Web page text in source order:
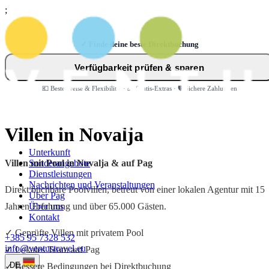
;
Unterkunft
Sonderangebote
Dienstleistungen
Nachrichten und Veranstaltungen
Über Pag
Über uns
Kontakt
+385 95 7328 532
info@ventustravel.eu
DE
✓ Finde deine beste Direktbuchung
Verfügbarkeit prüfen & sparen
💶 Beste Preise & Flexibilität · 🎁 Gratis-Extras · 🛡️ Sichere Zahlungen
Villen in Novalja
Villen mit Pool in Novalja & auf Pag
Direkt buchbare Poolvillen, betreut von einer lokalen Agentur mit 15
Jahren Erfahrung und über 65.000 Gästen.
✓ Geprüfte Villen mit privatem Pool
✓ Lokales Team auf Pag
✓ Bessere Bedingungen bei Direktbuchung